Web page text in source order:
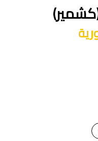
أملشن, انواع الدهانات و اسمائها بالصور, ,
انواع الدهانات المائية, انواع الدهانات المنزلية
و اسعارها, الفرق بين انواع الدهانات,
للايجار السابع, شقق للايجار 180 دينار